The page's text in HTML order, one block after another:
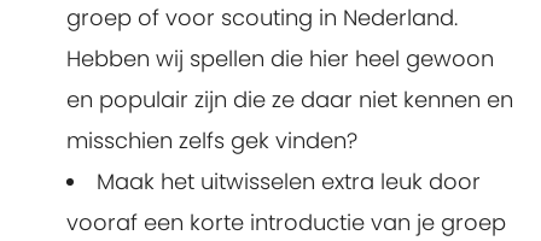
groep of voor scouting in Nederland.
Hebben wij spellen die hier heel gewoon
en populair zijn die ze daar niet kennen en
misschien zelfs gek vinden?
Maak het uitwisselen extra leuk door
vooraf een korte introductie van je groep